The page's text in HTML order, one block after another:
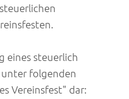
eines steuerlich
folgenden
Vereinsfest" dar: